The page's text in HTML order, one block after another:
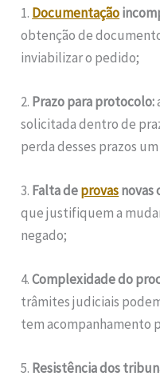
1. Documentação
obtenção de
inviabilizar o pedido;
2. Prazo para protocolo:
solicitada dentro de
perda desses prazos
3. Falta deprovasnovas
que justifiquem a
negado;
4.Complexidade do
trâmites judiciais
tem acompanhamento
5. Resistência dos